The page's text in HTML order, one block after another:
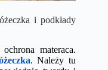
i podkłady
materaca.
. Należy tu